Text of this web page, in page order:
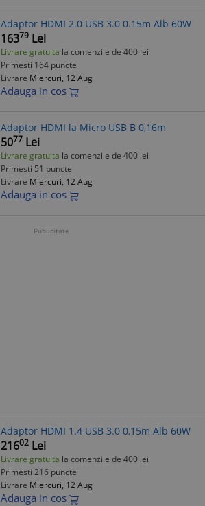
Adaptor HDMI 2.0 USB 3.0 0.15m Alb 60W
16379 Lei
Livrare gratuita la comenzile de 400 lei
Primesti 164 puncte
Livrare Miercuri, 12 Aug
Adauga in cos
Adaptor HDMI la Micro USB B 0,16m
5077 Lei
Livrare gratuita la comenzile de 400 lei
Primesti 51 puncte
Livrare Miercuri, 12 Aug
Adauga in cos
Publicitate
Adaptor HDMI 1.4 USB 3.0 0,15m Alb 60W
21602 Lei
Livrare gratuita la comenzile de 400 lei
Primesti 216 puncte
Livrare Miercuri, 12 Aug
Adauga in cos